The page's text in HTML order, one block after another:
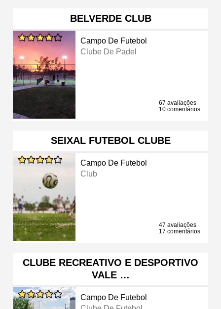
BELVERDE CLUB
Campo De Futebol
Clube De Padel
67 avaliações
10 comentários
SEIXAL FUTEBOL CLUBE
Campo De Futebol
Club
47 avaliações
17 comentários
CLUBE RECREATIVO E DESPORTIVO
VALE …
Campo De Futebol